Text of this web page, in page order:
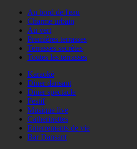
Au bord de l'eau
Charme urbain
Au vert
Premières terrasses
Terrasses secrètes
Toutes les terrasses
Karaoké
Diner dansant
Diner spectacle
Festif
Musique live
Catherinettes
Enterrements de vie
Bar Dansant